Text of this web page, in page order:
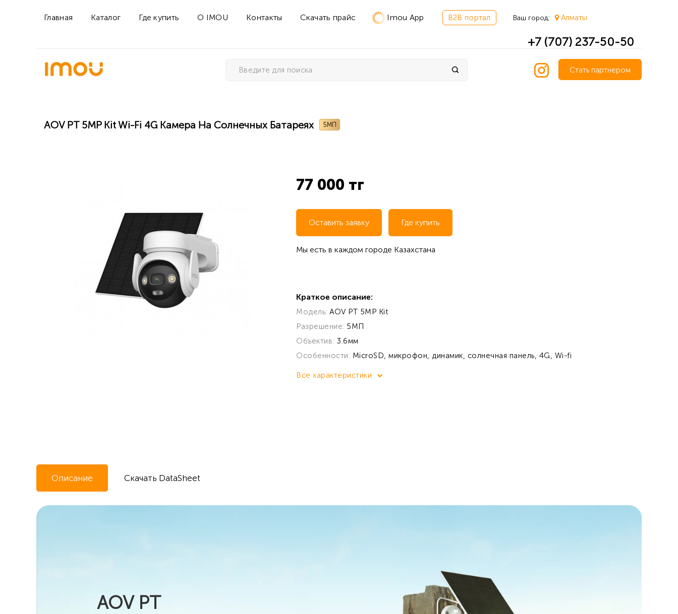
Главная Каталог Где купить О IMOU Контакты Скачать прайс Imou App B2B портал Ваш город: Алматы
+7 (707) 237-50-50
Стать партнером
AOV PT 5MP Kit Wi-Fi 4G Камера На Солнечных Батареях 5МП
77 000 тг
Оставить заявку Где купить
Мы есть в каждом городе Казахстана
Краткое описание:
Модель: AOV PT 5MP Kit
Разрешение: 5МП
Объектив: 3.6мм
Особенности: MicroSD, микрофон, динамик, солнечная панель, 4G, Wi-fi
Все характеристики
Описание Скачать DataSheet
AOV PT